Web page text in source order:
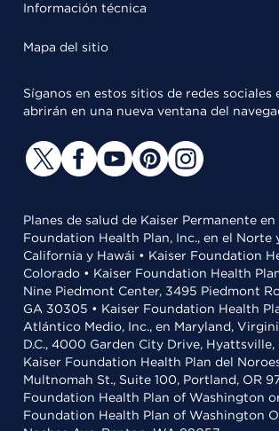
Información técnica
Mapa del sitio
Síganos en estos sitios de redes sociales
abrirán en una nueva ventana del
Planes de salud de Kaiser Permanente
Foundation Health Plan, Inc., en el Norte
California y Hawái • Kaiser Foundation
Colorado • Kaiser Foundation Health
Nine Piedmont Center, 3495 Piedmont
GA 30305 • Kaiser Foundation Health
Atlántico Medio, Inc., en Maryland,
D.C., 4000 Garden City Drive, Hyattsville,
Kaiser Foundation Health Plan del
Multnomah St., Suite 100, Portland, OR
Foundation Health Plan of Washington
Foundation Health Plan of Washington